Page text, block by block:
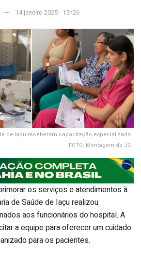
14 janeiro 2025 - 15h26
de Iaçu receberam capacitação especializada |
FOTO: Montagem do JC |
os serviços e atendimentos à
de Saúde de Iaçu realizou
aos funcionários do hospital. A
a equipe para oferecer um cuidado
para os pacientes.